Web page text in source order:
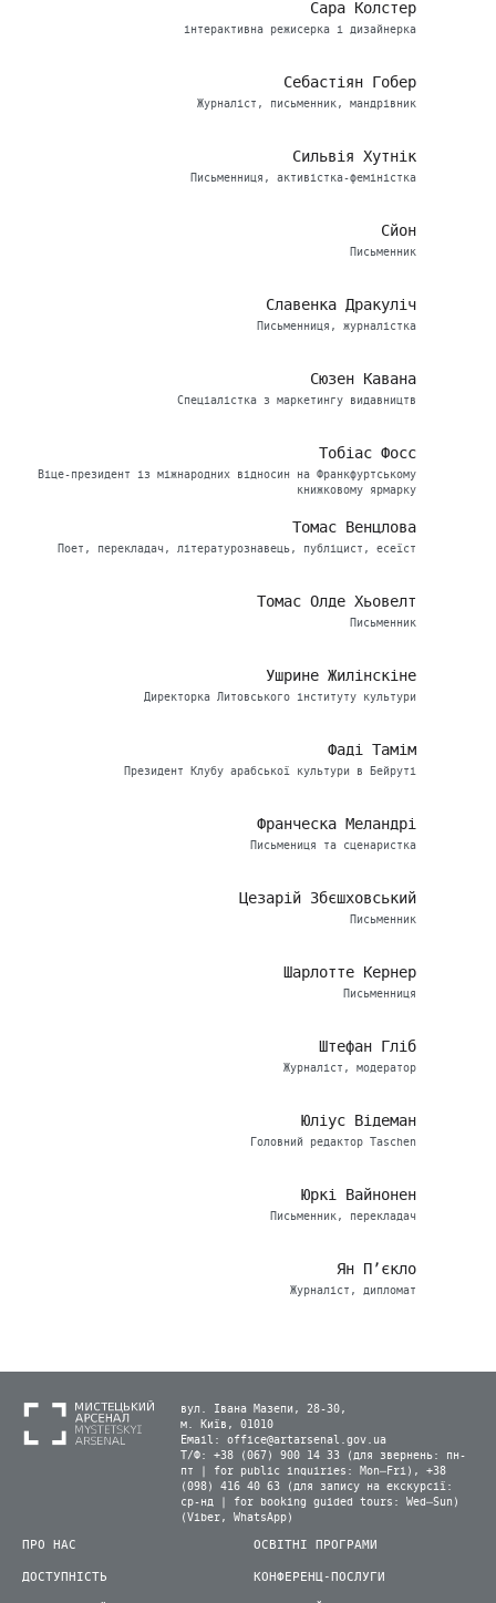
Сара Колстер
інтерактивна режисерка і дизайнерка
Себастіян Гобер
Журналіст, письменник, мандрівник
Сильвія Хутнік
Письменниця, активістка-феміністка
Сйон
Письменник
Славенка Дракуліч
Письменниця, журналістка
Сюзен Кавана
Спеціалістка з маркетингу видавництв
Тобіас Фосс
Віце-президент із міжнародних відносин на Франкфуртському
книжковому ярмарку
Томас Венцлова
Поет, перекладач, літературознавець, публіцист, есеїст
Томас Олде Хьовелт
Письменник
Ушрине Жилінскіне
Директорка Литовського інституту культури
Фаді Тамім
Президент Клубу арабської культури в Бейруті
Франческа Меландрі
Письмениця та сценаристка
Цезарій Збєшховський
Письменник
Шарлотте Кернер
Письменниця
Штефан Гліб
Журналіст, модератор
Юліус Відеман
Головний редактор Taschen
Юркі Вайнонен
Письменник, перекладач
Ян П’єкло
Журналіст, дипломат
вул. Івана Мазепи, 28-30,
м. Київ, 01010
Email: office@artarsenal.gov.ua
Т/Ф: +38 (067) 900 14 33 (для звернень: пн-
пт | for public inquiries: Mon–Fri), +38
(098) 416 40 63 (для запису на екскурсії:
ср-нд | for booking guided tours: Wed–Sun)
(Viber, WhatsApp)
ПРО НАС
ДОСТУПНІСТЬ
ОСВІТНІ ПРОГРАМИ
КОНФЕРЕНЦ-ПОСЛУГИ